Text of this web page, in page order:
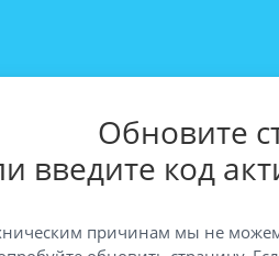
Обновите
введите код
причинам мы не